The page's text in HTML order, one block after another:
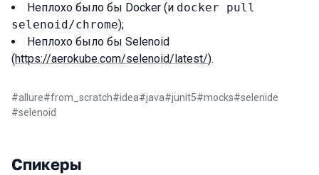
Неплохо было бы Docker (и docker pull
selenoid/chrome);
Неплохо было бы Selenoid
(https://aerokube.com/selenoid/latest/).
#allure#from_scratch#idea#java#junit5#mocks#selenide
#selenoid
Спикеры